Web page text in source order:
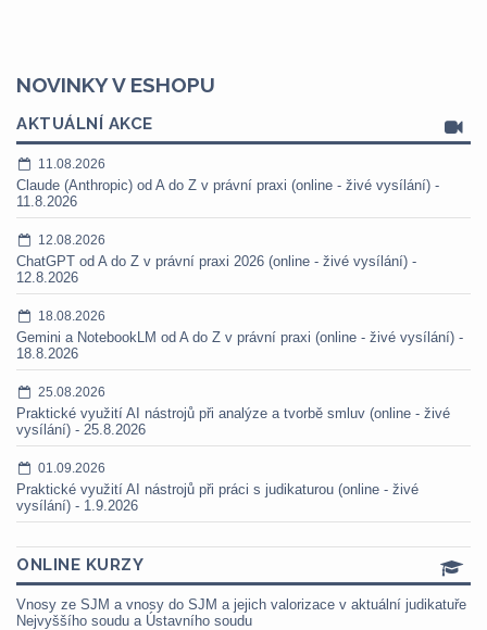
NOVINKY V ESHOPU
AKTUÁLNÍ AKCE
11.08.2026
Claude (Anthropic) od A do Z v právní praxi (online - živé vysílání) -
11.8.2026
12.08.2026
ChatGPT od A do Z v právní praxi 2026 (online - živé vysílání) -
12.8.2026
18.08.2026
Gemini a NotebookLM od A do Z v právní praxi (online - živé vysílání) -
18.8.2026
25.08.2026
Praktické využití AI nástrojů při analýze a tvorbě smluv (online - živé
vysílání) - 25.8.2026
01.09.2026
Praktické využití AI nástrojů při práci s judikaturou (online - živé
vysílání) - 1.9.2026
ONLINE KURZY
Vnosy ze SJM a vnosy do SJM a jejich valorizace v aktuální judikatuře
Nejvyššího soudu a Ústavního soudu